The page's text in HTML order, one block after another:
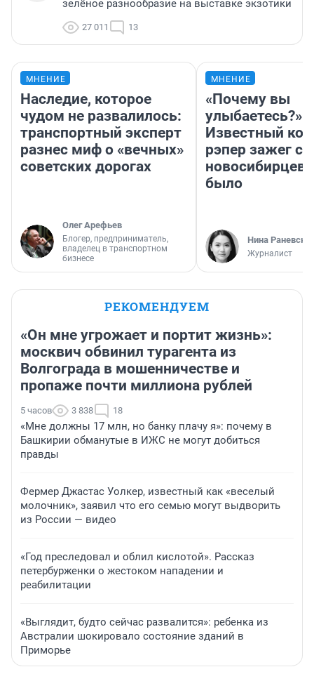
зелёное разнообразие на выставке экзотики
27 011 13
МНЕНИЕ
Наследие, которое
чудом не развалилось:
транспортный эксперт
разнес миф о «вечных»
советских дорогах
Олег Арефьев
Блогер, предприниматель,
владелец в транспортном
бизнесе
МНЕНИЕ
«Почему вы
улыбаетесь?»
Известный
рэпер зажег с
новосибирцев:
было
Нина
Журналист
РЕКОМЕНДУЕМ
«Он мне угрожает и портит жизнь»:
москвич обвинил турагента из
Волгограда в мошенничестве и
пропаже почти миллиона рублей
5 часов 3 838 18
«Мне должны 17 млн, но банку плачу я»: почему в
Башкирии обманутые в ИЖС не могут добиться
правды
Фермер Джастас Уолкер, известный как «веселый
молочник», заявил что его семью могут выдворить
из России — видео
«Год преследовал и облил кислотой». Рассказ
петербурженки о жестоком нападении и
реабилитации
«Выглядит, будто сейчас развалится»: ребенка из
Австралии шокировало состояние зданий в
Приморье